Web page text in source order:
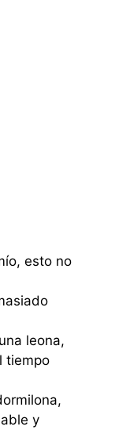
esto no
leona,
tiempo
y